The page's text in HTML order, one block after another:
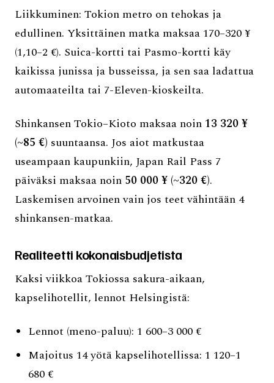
Liikkuminen: Tokion metro on tehokas ja
edullinen. Yksittäinen matka maksaa 170–320 ¥
(1,10–2 €). Suica-kortti tai Pasmo-kortti käy
kaikissa junissa ja busseissa, ja sen saa ladattua
automaateilta tai 7-Eleven-kioskeilta.
Shinkansen Tokio–Kioto maksaa noin 13 320 ¥
(~85 €) suuntaansa. Jos aiot matkustaa
useampaan kaupunkiin, Japan Rail Pass 7
päiväksi maksaa noin 50 000 ¥ (~320 €).
Laskemisen arvoinen vain jos teet vähintään 4
shinkansen-matkaa.
Realiteetti kokonaisbudjetista
Kaksi viikkoa Tokiossa sakura-aikaan,
kapselihotellit, lennot Helsingistä:
Lennot (meno-paluu): 1 600–3 000 €
Majoitus 14 yötä kapselihotellissa: 1 120–1
680 €